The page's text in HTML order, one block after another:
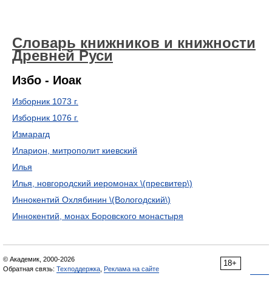
Словарь книжников и книжности
Древней Руси
Избо - Иоак
Изборник 1073 г.
Изборник 1076 г.
Измарагд
Иларион, митрополит киевский
Илья
Илья, новгородский иеромонах \(пресвитер\)
Иннокентий Охлябинин \(Вологодский\)
Иннокентий, монах Боровского монастыря
18+
© Академик, 2000-2026
Обратная связь: Техподдержка Реклама на сайте